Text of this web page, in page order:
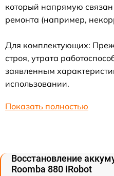
который напрямую
ремонта (например,
Для комплектующих:
строя, утрата
заявленным
использовании.
Показать полностью
Восстановление
Roomba 880 iRobot